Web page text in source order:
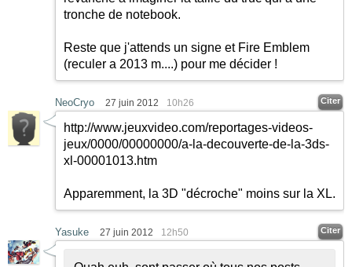
tronche de notebook.
Reste que j'attends un signe et Fire Emblem
(reculer a 2013 m....) pour me décider !
NeoCryo 27 juin 2012 10h26 Citer
http://www.jeuxvideo.com/reportages-videos-
jeux/0000/00000000/a-la-decouverte-de-la-3ds-
xl-00001013.htm
Apparemment, la 3D "décroche" moins sur la XL.
Yasuke 27 juin 2012 12h50 Citer